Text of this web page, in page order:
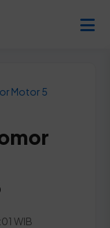
Motor 5
WIB